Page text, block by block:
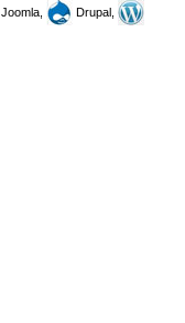
Joomla,
Drupal,